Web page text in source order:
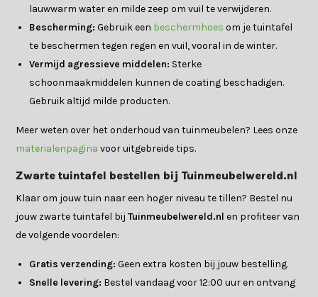
lauwwarm water en milde zeep om vuil te verwijderen.
Bescherming: Gebruik een beschermhoes om je tuintafel
te beschermen tegen regen en vuil, vooral in de winter.
Vermijd agressieve middelen: Sterke
schoonmaakmiddelen kunnen de coating beschadigen.
Gebruik altijd milde producten.
Meer weten over het onderhoud van tuinmeubelen? Lees onze
materialenpagina voor uitgebreide tips.
Zwarte tuintafel bestellen bij Tuinmeubelwereld.nl
Klaar om jouw tuin naar een hoger niveau te tillen? Bestel nu
jouw zwarte tuintafel bijTuinmeubelwereld.nl en profiteer van
de volgende voordelen:
Gratis verzending: Geen extra kosten bij jouw bestelling.
Snelle levering: Bestel vandaag voor 12:00 uur en ontvang